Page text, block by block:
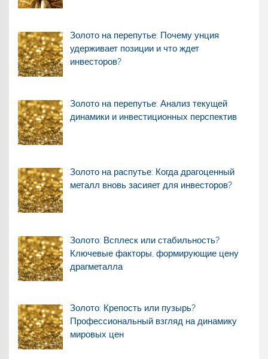
Золото на перепутье: Почему унция
удерживает позиции и что ждет
инвесторов?
Золото на перепутье: Анализ текущей
динамики и инвестиционных перспектив
Золото на распутье: Когда драгоценный
металл вновь засияет для инвесторов?
Золото: Всплеск или стабильность?
Ключевые факторы, формирующие цену
драгметалла
Золото: Крепость или пузырь?
Профессиональный взгляд на динамику
мировых цен